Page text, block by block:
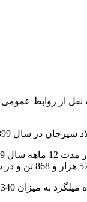
به میزان 292 هزار و 941 تن تولید کند.
و 711 تن تولید کرده است.